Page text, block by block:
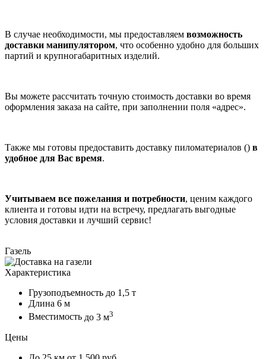
В случае необходимости, мы предоставляем возможность
доставки манипулятором, что особенно удобно для больших
партий и крупногабаритных изделий.
Вы можете рассчитать точную стоимость доставки во время
оформления заказа на сайте, при заполнении поля «адрес».
Также мы готовы предоставить доставку пиломатериалов () в
удобное для Вас время.
Учитываем все пожелания и потребности, ценим каждого
клиента и готовы идти на встречу, предлагать выгодные
условия доставки и лучший сервис!
Газель
Характеристика
Грузоподъемность до 1,5 т
Длина 6 м
Вместимость до 3 м3
Цены